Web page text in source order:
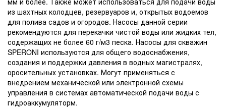
из шахтных колодцев, резервуаров и, открытых водоемов
для полива садов и огородов. Насосы данной серии
рекомендуются для перекачки чистой воды или жидких тел,
содержащих не более 60 г/м3 песка. Насосы для скважин
SPERONI используются для общего водоснабжения,
создания и поддержки давления в водных магистралях,
оросительных установках. Могут применяться с
внедрением механической или электронной схемы
управления в системах автоматической подачи воды с
гидроаккумуляторм.